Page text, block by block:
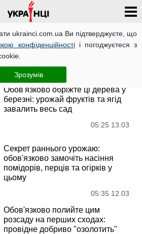
ukrainci.com.ua Ви підтверджуєте, що
конфіденційностіі погоджуєтеся з
Зрозумів
Обов'язково обріжте ці дерева у
березні: урожай фруктів та ягід
завалить весь сад
05:25 13.03
Секрет раннього урожаю:
обов'язково замочіть насіння
помідорів, перців та огірків у
цьому
05:35 12.03
Обов'язково полийте цим
розсаду на перших сходах:
провідне добриво "озолотить"